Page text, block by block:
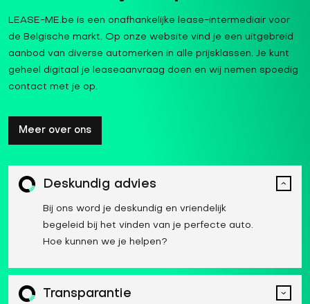
LEASE-ME.be is een onafhankelijke lease-intermediair voor
de Belgische markt. Op onze website vind je een uitgebreid
aanbod van diverse automerken in alle prijsklassen. Je kunt
geheel digitaal je leaseaanvraag doen en wij nemen spoedig
contact met je op.
Meer over ons
Deskundig advies
Bij ons word je deskundig en vriendelijk
begeleid bij het vinden van je perfecte auto.
Hoe kunnen we je helpen?
Transparantie